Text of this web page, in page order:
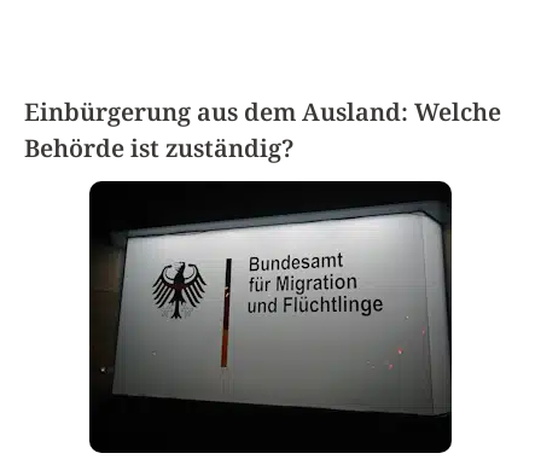
Einbürgerung aus dem Ausland: Welche
Behörde ist zuständig?